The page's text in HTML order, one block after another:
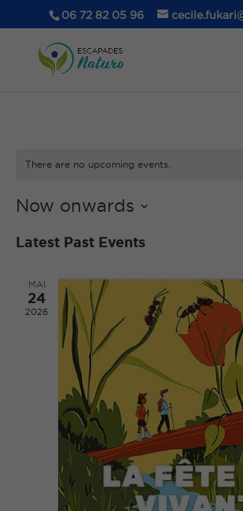
06 72 82 05 96
There are no upcoming events.
Now onwards
date.
Latest Past Events
MAI
24
2026